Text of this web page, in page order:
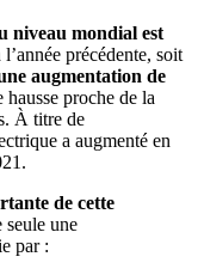
niveau mondial est
précédente, soit
augmentation de
hausse proche de la
À titre de
a augmenté en
de cette
seule une
par :